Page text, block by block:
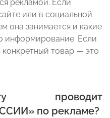
рекламой. Если
или в социальной
она занимается и какие
информирование. Если
конкретный товар — это
проводит
по рекламе?